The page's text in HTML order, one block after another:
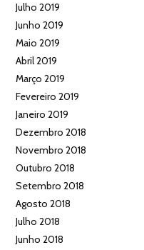
Julho 2019
Junho 2019
Maio 2019
Abril 2019
Março 2019
Fevereiro 2019
Janeiro 2019
Dezembro 2018
Novembro 2018
Outubro 2018
Setembro 2018
Agosto 2018
Julho 2018
Junho 2018